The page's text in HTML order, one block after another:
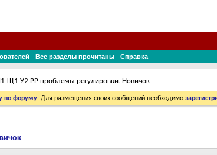
Все разделы прочитаны Справка
Щ1.У2.РР проблемы регулировки. Новичок
по форуму. Для размещения своих сообщений необходимо